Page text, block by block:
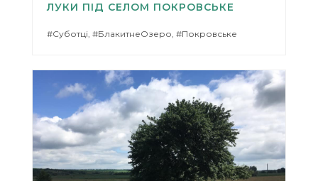
ЛУКИ ПІД СЕЛОМ ПОКРОВСЬКЕ
#Суботці, #БлакитнеОзеро, #Покровське